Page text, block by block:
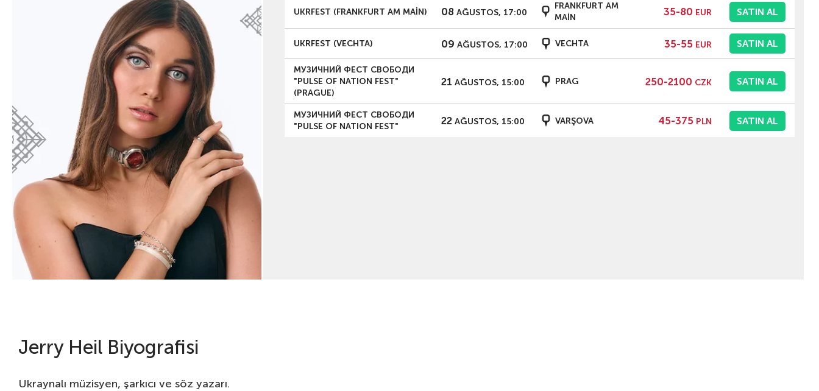
UKRFEST (FRANKFURT AM MAIN) 08 AĞUSTOS, 17:00
FRANKFURT AM
MAIN
35-80 EUR SATIN AL
UKRFEST (VECHTA) 09 AĞUSTOS, 17:00 VECHTA 35-55 EUR SATIN AL
МУЗИЧНИЙ ФЕСТ СВОБОДИ
"PULSE OF NATION FEST"
(PRAGUE)
21 AĞUSTOS, 15:00 PRAG 250-2100 CZK SATIN AL
МУЗИЧНИЙ ФЕСТ СВОБОДИ
"PULSE OF NATION FEST"
22 AĞUSTOS, 15:00 VARŞOVA 45-375 PLN SATIN AL
Jerry Heil Biyografisi
Ukraynalı müzisyen, şarkıcı ve söz yazarı.